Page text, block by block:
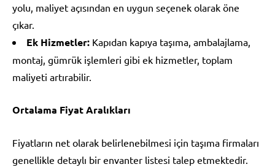
yolu, maliyet açısından en uygun seçenek olarak öne
çıkar.
Ek Hizmetler: Kapıdan kapıya taşıma, ambalajlama,
montaj, gümrük işlemleri gibi ek hizmetler, toplam
maliyeti artırabilir.
Ortalama Fiyat Aralıkları
Fiyatların net olarak belirlenebilmesi için taşıma firmaları
genellikle detaylı bir envanter listesi talep etmektedir.